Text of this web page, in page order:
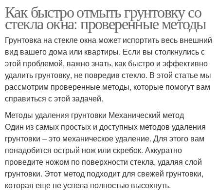
Как быстро отмыть грунтовку со
стекла окна: проверенные методы
Грунтовка на стекле окна может испортить весь внешний
вид вашего дома или квартиры. Если вы столкнулись с
этой проблемой, важно знать, как быстро и эффективно
удалить грунтовку, не повредив стекло. В этой статье мы
рассмотрим проверенные методы, которые помогут вам
справиться с этой задачей.
Методы удаления грунтовки Механический метод
Один из самых простых и доступных методов удаления
грунтовки – это механическое удаление. Для этого вам
понадобится острый нож или скребок. Аккуратно
проведите ножом по поверхности стекла, удаляя слой
грунтовки. Этот метод подходит для свежей грунтовки,
которая еще не успела полностью высохнуть.